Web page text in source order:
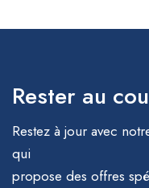
Rester au
Restez à jour avec
qui
propose des offres